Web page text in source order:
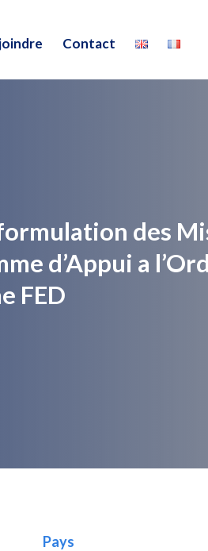
Contact
Contact
des
d’Appui a
FED
Pays